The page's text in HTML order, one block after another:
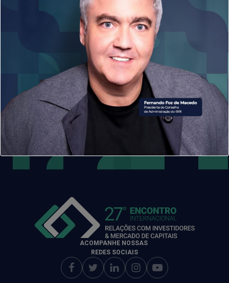
holding de investimentos de capital aberto do Brasil, que
possui mais de 900 mil investidores individuais. Formada em
Administração Pública pela FGV-EAESP, possui 15 anos de
experiência na área, tendo passado por cias abertas como
Itaú Unibanco Holding e Rede (anterior Redecard).
ACOMPANHE NOSSAS
REDES SOCIAIS